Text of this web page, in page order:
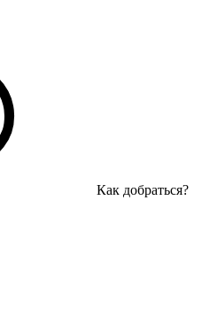
Как добраться?